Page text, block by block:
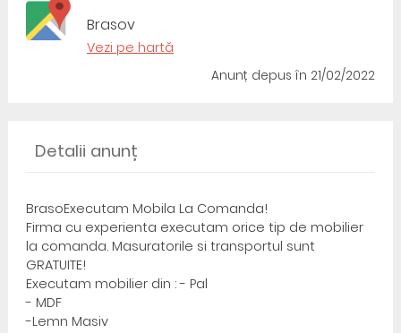
Brasov
Vezi pe hartă
Anunț depusîn 21/02/2022
Detalii anunț
BrasoExecutam Mobila La Comanda!
Firma cu experienta executam orice tip de mobilier
la comanda. Masuratorile si transportul sunt
GRATUITE!
Executam mobilier din : - Pal
- MDF
-Lemn Masiv